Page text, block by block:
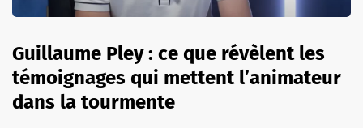
Guillaume Pley : ce que révèlent les
témoignages qui mettent l’animateur
dans la tourmente